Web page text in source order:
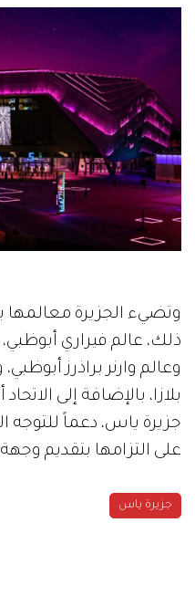
وتضيء الجزيرة معالمها
ذلك، عالم فيراري
وعالم وارنر براذرز
بلازا، بالإضافة إلى
جزيرة ياس، دعماً للتوجه
على التزامها بتقديم
جزيرة ياس